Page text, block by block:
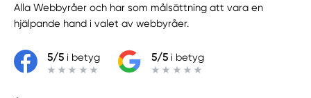
Alla Webbyråer och har som målsättning att vara en
hjälpande hand i valet av webbyråer.
5/5i betyg 5/5i betyg